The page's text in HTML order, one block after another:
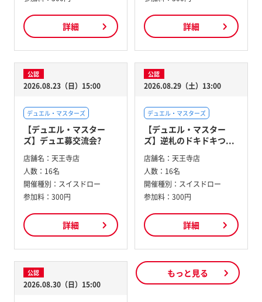
詳細 詳細
公認
2026.08.23（日）15:00
デュエル・マスターズ
【デュエル・マスター
ズ】デュエ募交流会?
店舗名： 天王寺店
人数： 16名
開催種別： スイスドロー
参加料： 300円
詳細
公認
2026.08.29（土）13:00
デュエル・マスターズ
【デュエル・マスター
ズ】逆札のドキドキつ...
店舗名： 天王寺店
人数： 16名
開催種別： スイスドロー
参加料： 300円
詳細
公認
2026.08.30（日）15:00
もっと見る